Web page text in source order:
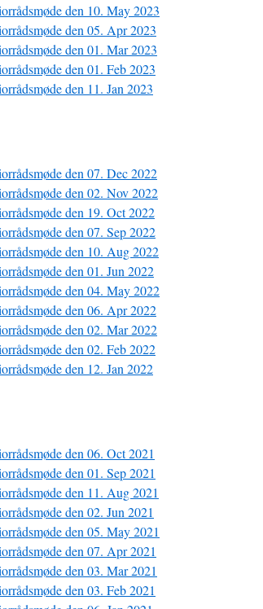
den 10. May 2023
den 05. Apr 2023
den 01. Mar 2023
den 01. Feb 2023
den 11. Jan 2023
den 07. Dec 2022
den 02. Nov 2022
den 19. Oct 2022
den 07. Sep 2022
den 10. Aug 2022
den 01. Jun 2022
den 04. May 2022
den 06. Apr 2022
den 02. Mar 2022
den 02. Feb 2022
den 12. Jan 2022
den 06. Oct 2021
den 01. Sep 2021
den 11. Aug 2021
den 02. Jun 2021
den 05. May 2021
den 07. Apr 2021
den 03. Mar 2021
den 03. Feb 2021